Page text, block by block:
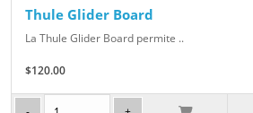
Thule Glider Board
La Thule Glider Board permite ..
$120.00